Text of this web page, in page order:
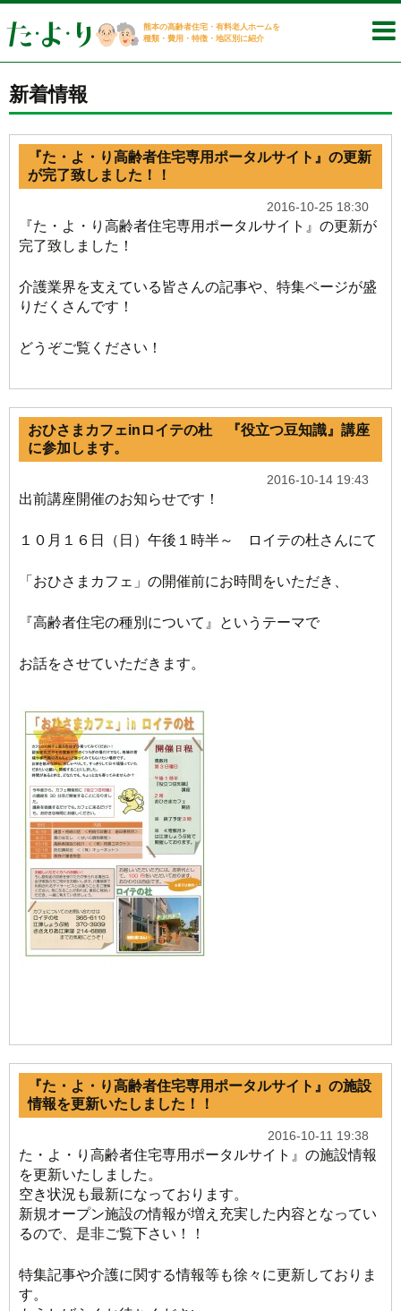
熊本の高齢者住宅・有料老人ホームを
種類・費用・特徴・地区別に紹介
新着情報
『た・よ・り高齢者住宅専用ポータルサイト』の更新
が完了致しました！！
2016-10-25 18:30
『た・よ・り高齢者住宅専用ポータルサイト』の更新が
完了致しました！
介護業界を支えている皆さんの記事や、特集ページが盛
りだくさんです！
どうぞご覧ください！
おひさまカフェinロイテの杜 『役立つ豆知識』講座
に参加します。
2016-10-14 19:43
出前講座開催のお知らせです！
１０月１６日（日）午後１時半～ ロイテの杜さんにて
「おひさまカフェ」の開催前にお時間をいただき、
『高齢者住宅の種別について』というテーマで
お話をさせていただきます。
『た・よ・り高齢者住宅専用ポータルサイト』の施設
情報を更新いたしました！！
2016-10-11 19:38
た・よ・り高齢者住宅専用ポータルサイト』の施設情報
を更新いたしました。
空き状況も最新になっております。
新規オープン施設の情報が増え充実した内容となってい
るので、是非ご覧下さい！！
特集記事や介護に関する情報等も徐々に更新しておりま
す。